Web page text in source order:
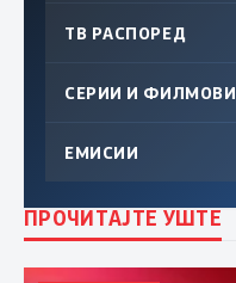
ТВ РАСПОРЕД
СЕРИИ И ФИЛМОВИ
ЕМИСИИ
ПРОЧИТАЈТЕ УШТЕ